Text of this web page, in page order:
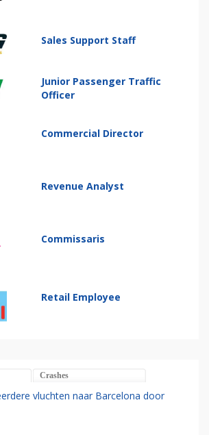
Sales Support Staff
Junior Passenger Traffic
Officer
Commercial Director
Revenue Analyst
Commissaris
Retail Employee
Crashes
vluchten naar Barcelona door